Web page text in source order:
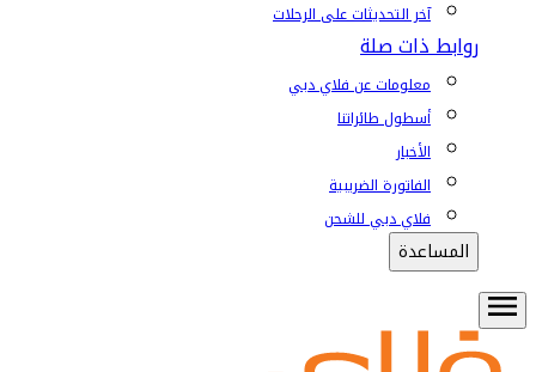
آخر التحديثات على الرحلات
روابط ذات صلة
معلومات عن فلاي دبي
أسطول طائراتنا
الأخبار
الفاتورة الضريبية
فلاي دبي للشحن
المساعدة